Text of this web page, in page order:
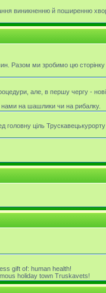
виникненню й поширенню
Разом ми зробимо цю сторінку
але, в першу чергу -
нами на шашлики чи на рибалку.
головну ціль
gift of: human health!
holiday town Truskavets!